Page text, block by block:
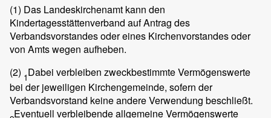
(1) Das Landeskirchenamt kann den
Kindertagesstättenverband auf Antrag des
Verbandsvorstandes oder eines Kirchenvorstandes oder
von Amts wegen aufheben.
(2) 1Dabei verbleiben zweckbestimmte Vermögenswerte
bei der jeweiligen Kirchengemeinde, sofern der
Verbandsvorstand keine andere Verwendung beschließt.
Eventuell verbleibende allgemeine Vermögenswerte